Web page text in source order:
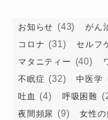
お知らせ (43) がん
コロナ (31) セルフ
マタニティー (40)
不眠症 (32) 中医学
吐血 (4) 呼吸困難
夜間頻尿 (9) 女性の